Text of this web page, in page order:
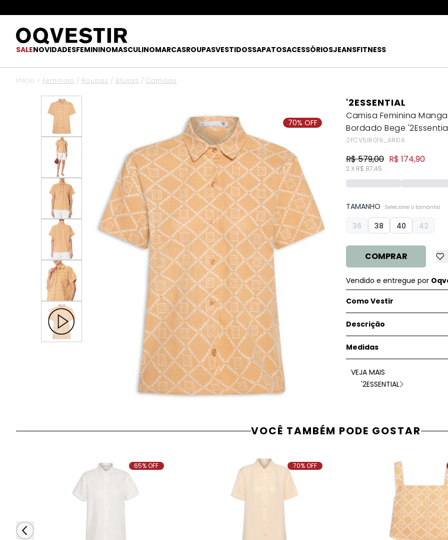
SALENOVIDADESFEMININOMASCULINOMARCASROUPASVESTIDOSSAPATOSACESSÓRIOSJEANSFITNESS
Início > Feminino / Roupas / Blusas / Camisas
70% OFF
'2ESSENTIAL
Camisa Feminina
Bordado Bege
2FCV5IR019_AREIA
R$ 579,00 R$ 174,90
2 X R$ 87,45
TAMANHO Selecione o tamanho
36 38 40 42
COMPRAR
Vendido e entregue por
Como Vestir
Descrição
Medidas
VEJA MAIS
'2ESSENTIAL
VOCÊ TAMBÉM PODE GOSTAR
65% OFF 70% OFF